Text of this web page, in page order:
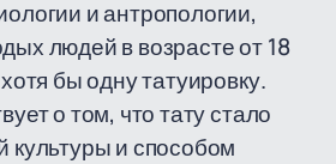
и антропологии,
людей в возрасте от 18
бы одну татуировку.
о том, что тату стало
культуры и способом